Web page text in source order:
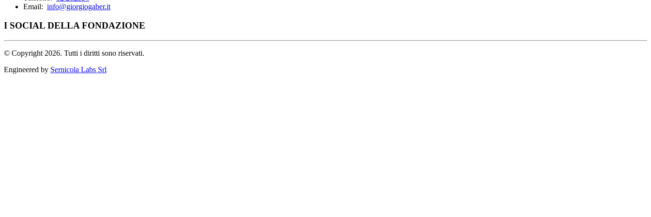
Email: info@giorgiogaber.it
I SOCIAL DELLA FONDAZIONE
© Copyright 2026. Tutti i diritti sono riservati.
Engineered by Sernicola Labs Srl